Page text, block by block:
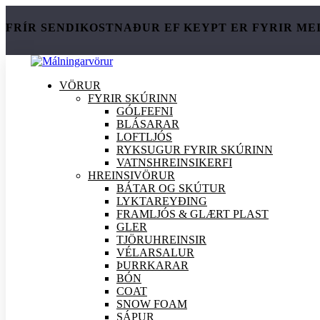
FRÍR SENDIKOSTNAÐUR EF KEYPT ER FYRIR
VÖRUR
FYRIR SKÚRINN
GÓLFEFNI
BLÁSARAR
LOFTLJÓS
RYKSUGUR FYRIR SKÚRINN
VATNSHREINSIKERFI
HREINSIVÖRUR
BÁTAR OG SKÚTUR
LYKTAREYÐING
FRAMLJÓS & GLÆRT PLAST
GLER
TJÖRUHREINSIR
VÉLARSALUR
ÞURRKARAR
BÓN
COAT
SNOW FOAM
SÁPUR